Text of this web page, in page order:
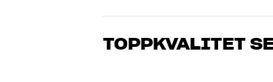
Våra medarbetare är riktiga
just dig och din budget
TOPPKVALITET